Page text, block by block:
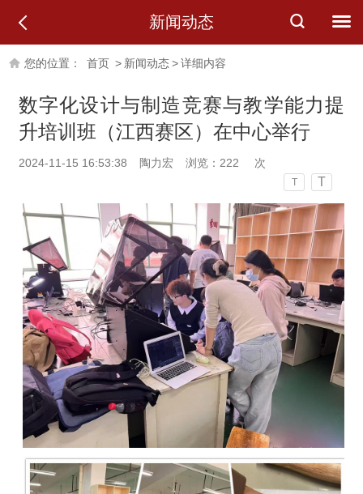
新闻动态
您的位置： 首页 > 新闻动态>详细内容
数字化设计与制造竞赛与教学能力提
升培训班（江西赛区）在中心举行
2024-11-15 16:53:38 陶力宏 浏览： 222 次
T T